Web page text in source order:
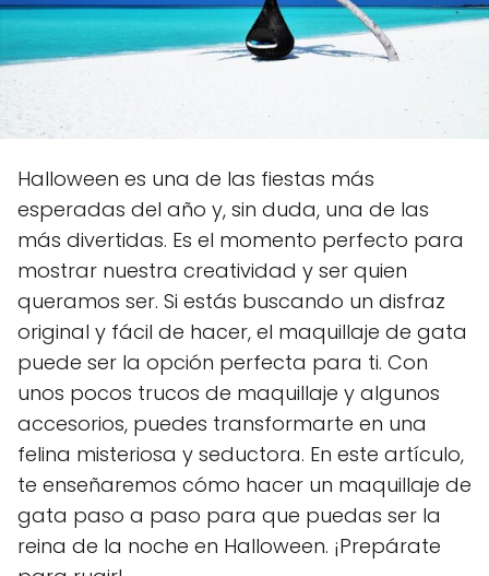
Halloween es una de las fiestas más
esperadas del año y, sin duda, una de las
más divertidas. Es el momento perfecto para
mostrar nuestra creatividad y ser quien
queramos ser. Si estás buscando un disfraz
original y fácil de hacer, el maquillaje de gata
puede ser la opción perfecta para ti. Con
unos pocos trucos de maquillaje y algunos
accesorios, puedes transformarte en una
felina misteriosa y seductora. En este artículo,
te enseñaremos cómo hacer un maquillaje de
gata paso a paso para que puedas ser la
reina de la noche en Halloween. ¡Prepárate